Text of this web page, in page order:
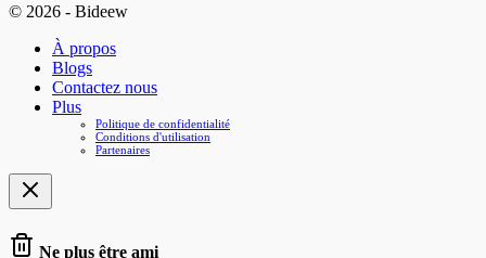
© 2026 - Bideew
À propos
Blogs
Contactez nous
Plus
Politique de confidentialité
Conditions d'utilisation
Partenaires
Ne plus être ami